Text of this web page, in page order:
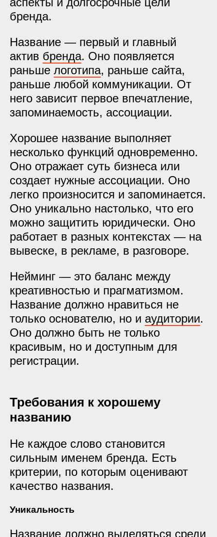
бренда.
Название — первый и главный
актив бренда. Оно появляется
раньше логотипа, раньше сайта,
раньше любой коммуникации. От
него зависит первое впечатление,
запоминаемость, ассоциации.
Хорошее название выполняет
несколько функций одновременно.
Оно отражает суть бизнеса или
создает нужные ассоциации. Оно
легко произносится и запоминается.
Оно уникально настолько, что его
можно защитить юридически. Оно
работает в разных контекстах — на
вывеске, в рекламе, в разговоре.
Нейминг — это баланс между
креативностью и прагматизмом.
Название должно нравиться не
только основателю, но и аудитории.
Оно должно быть не только
красивым, но и доступным для
регистрации.
Требования к хорошему
названию
Не каждое слово становится
сильным именем бренда. Есть
критерии, по которым оценивают
качество названия.
Уникальность
Название должно выделяться среди